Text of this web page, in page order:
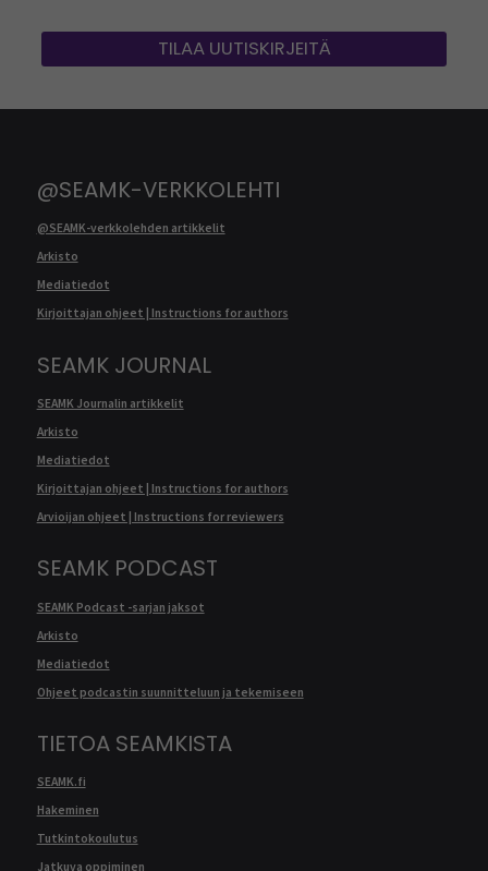
TILAA UUTISKIRJEITÄ
@SEAMK-VERKKOLEHTI
@SEAMK-verkkolehden artikkelit
Arkisto
Mediatiedot
Kirjoittajan ohjeet | Instructions for authors
SEAMK JOURNAL
SEAMK Journalin artikkelit
Arkisto
Mediatiedot
Kirjoittajan ohjeet | Instructions for authors
Arvioijan ohjeet | Instructions for reviewers
SEAMK PODCAST
SEAMK Podcast -sarjan jaksot
Arkisto
Mediatiedot
Ohjeet podcastin suunnitteluun ja tekemiseen
TIETOA SEAMKISTA
SEAMK.fi
Hakeminen
Tutkintokoulutus
Jatkuva oppiminen